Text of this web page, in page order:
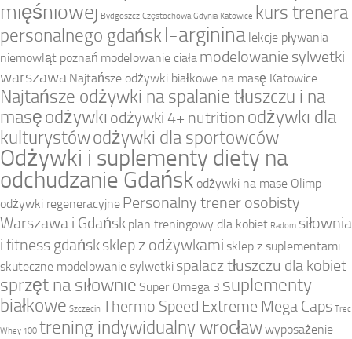
mięśniowej Bydgoszcz Częstochowa Gdynia Katowice kurs trenera
personalnego gdańsk l-arginina lekcje pływania
niemowląt poznań modelowanie ciała modelowanie sylwetki
warszawa Najtańsze odżywki białkowe na masę Katowice
Najtańsze odżywki na spalanie tłuszczu i na
masęodżywki odżywki 4+ nutrition odżywki dla
kulturystówodżywki dla sportowców
Odżywki i suplementy diety na
odchudzanie Gdańsk odżywki na mase Olimp
odżywki regeneracyjne Personalny trener osobisty
Warszawa i Gdańsk plan treningowy dla kobiet Radom siłownia
i fitness gdańsksklep z odżywkami sklep z suplementami
skuteczne modelowanie sylwetki spalacz tłuszczu dla kobiet
sprzęt na siłownie Super Omega 3 suplementy
białkowe Szczecin Thermo Speed Extreme Mega Caps Trec
Whey 100 trening indywidualny wrocławwyposażenie